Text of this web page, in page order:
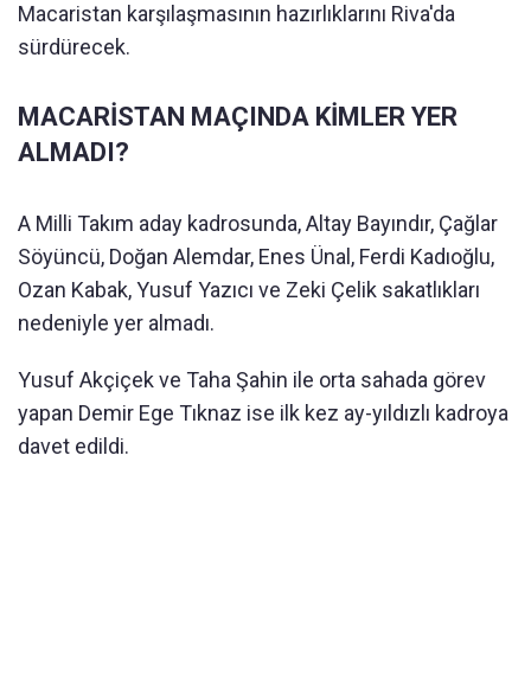
Macaristan karşılaşmasının hazırlıklarını Riva'da
sürdürecek.
MACARİSTAN MAÇINDA KİMLER YER
ALMADI?
A Milli Takım aday kadrosunda, Altay Bayındır, Çağlar
Söyüncü, Doğan Alemdar, Enes Ünal, Ferdi Kadıoğlu,
Ozan Kabak, Yusuf Yazıcı ve Zeki Çelik sakatlıkları
nedeniyle yer almadı.
Yusuf Akçiçek ve Taha Şahin ile orta sahada görev
yapan Demir Ege Tıknaz ise ilk kez ay-yıldızlı kadroya
davet edildi.